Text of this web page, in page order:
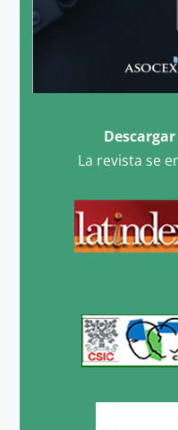
La revista se